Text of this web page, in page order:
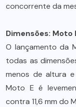
concorrente da
Dimensões: Moto
O lançamento da
todas as
menos de altura
Moto E é
contra 11,6 mm do